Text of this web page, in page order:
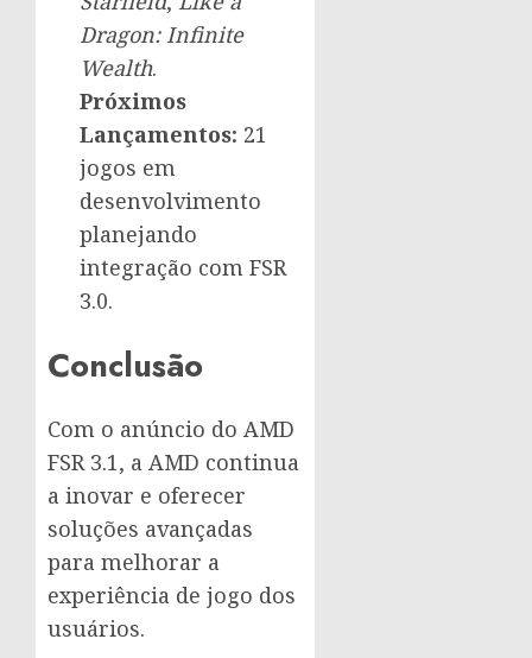
Dragon: Infinite
Wealth.
Próximos
Lançamentos: 21
jogos em
desenvolvimento
planejando
integração com FSR
3.0.
Conclusão
Com o anúncio do AMD
FSR 3.1, a AMD continua
a inovar e oferecer
soluções avançadas
para melhorar a
experiência de jogo dos
usuários.